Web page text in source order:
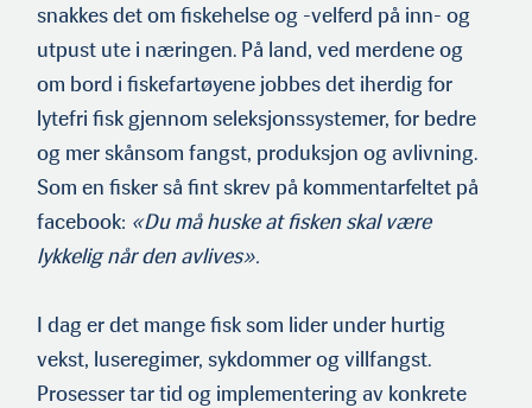
snakkes det om fiskehelse og -velferd på inn- og
utpust ute i næringen. På land, ved merdene og
om bord i fiskefartøyene jobbes det iherdig for
lytefri fisk gjennom seleksjonssystemer, for bedre
og mer skånsom fangst, produksjon og avlivning.
Som en fisker så fint skrev på kommentarfeltet på
facebook: «Du må huske at fisken skal være
lykkelig når den avlives».
I dag er det mange fisk som lider under hurtig
vekst, luseregim­er, sykdommer og villfangst.
Prosesser tar tid og implementering av konkrete